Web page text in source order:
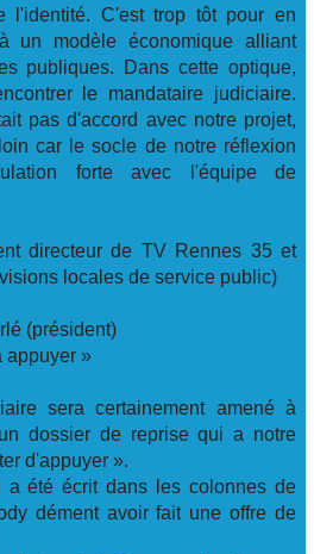
l'identité. C'est trop tôt pour en
un modèle économique alliant
publiques. Dans cette optique,
le mandataire judiciaire.
pas d'accord avec notre projet,
car le socle de notre réflexion
forte avec l'équipe de
directeur de TV Rennes 35 et
locales de service public)
(président)
appuyer »
sera certainement amené à
dossier de reprise qui a notre
d'appuyer ».
a été écrit dans les colonnes de
dément avoir fait une offre de